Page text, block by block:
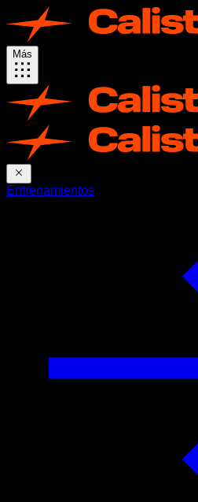
Más
Entrenamientos